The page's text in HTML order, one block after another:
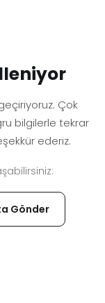
Çok
bilgilerle tekrar
ederiz.
Gönder